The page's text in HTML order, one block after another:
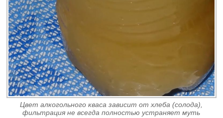
Цвет алкогольного кваса зависит от хлеба (солода),
фильтрация не всегда полностью устраняет муть